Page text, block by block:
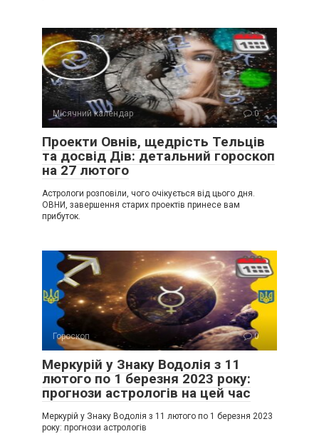
Місячний календар 0
Проекти Овнів, щедрість Тельців
та досвід Дів: детальний гороскоп
на 27 лютого
Астрологи розповіли, чого очікується від цього дня.
ОВНИ, завершення старих проектів принесе вам
прибуток.
Гороскоп 0
Меркурій у Знаку Водолія з 11
лютого по 1 березня 2023 року:
прогнози астрологів на цей час
Меркурій у Знаку Водолія з 11 лютого по 1 березня 2023
року: прогнози астрологів